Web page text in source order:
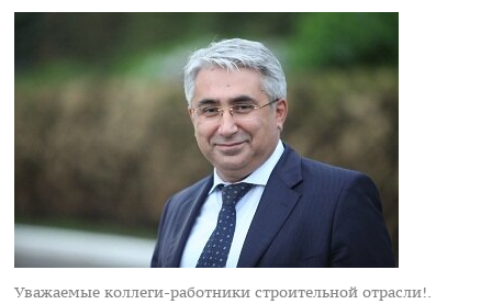
Уважаемые коллеги-работники строительной отрасли!.